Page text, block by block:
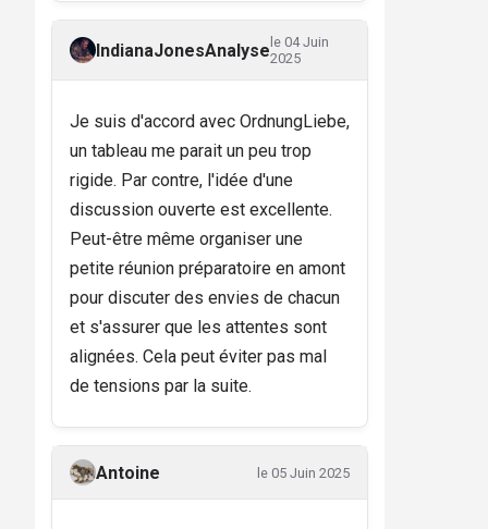
IndianaJonesAnalyse le 04 Juin
2025
Je suis d'accord avec OrdnungLiebe,
un tableau me parait un peu trop
rigide. Par contre, l'idée d'une
discussion ouverte est excellente.
Peut-être même organiser une
petite réunion préparatoire en amont
pour discuter des envies de chacun
et s'assurer que les attentes sont
alignées. Cela peut éviter pas mal
de tensions par la suite.
Antoine le 05 Juin 2025